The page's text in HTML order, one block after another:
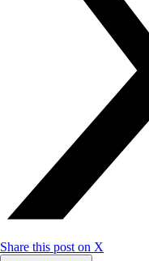
Share this post on X